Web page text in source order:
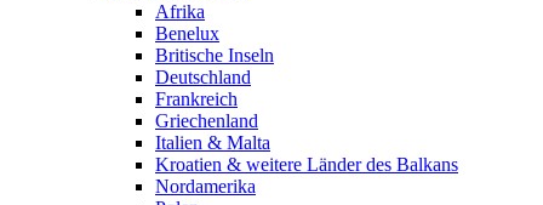
Afrika
Benelux
Britische Inseln
Deutschland
Frankreich
Griechenland
Italien & Malta
Kroatien & weitere Länder des Balkans
Nordamerika